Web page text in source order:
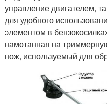
управление двигателем,
для удобного
элементом в
намотанная на
нож, используемый для